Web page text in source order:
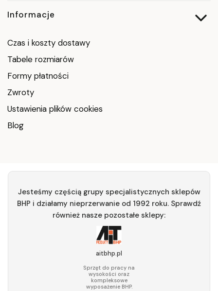
Informacje
Czas i koszty dostawy
Tabele rozmiarów
Formy płatności
Zwroty
Ustawienia plików cookies
Blog
Jesteśmy częścią grupy specjalistycznych sklepów
BHP i działamy nieprzerwanie od 1992 roku. Sprawdź
również nasze pozostałe sklepy:
aitbhp.pl
Sprzęt do pracy na
wysokości oraz
kompleksowe
wyposażenie BHP.